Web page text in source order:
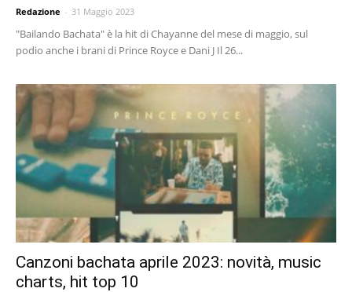
Redazione - 31 Maggio 2023
"Bailando Bachata" è la hit di Chayanne del mese di maggio, sul
podio anche i brani di Prince Royce e Dani J Il 26...
Canzoni bachata aprile 2023: novità, music
charts, hit top 10